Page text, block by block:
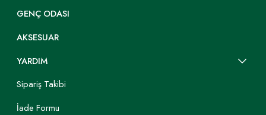
GENÇ ODASI
AKSESUAR
YARDIM
Sipariş Takibi
İade Formu